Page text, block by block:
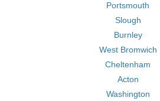
Portsmouth
Slough
Burnley
West Bromwich
Cheltenham
Acton
Washington